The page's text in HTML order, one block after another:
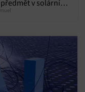
v solární